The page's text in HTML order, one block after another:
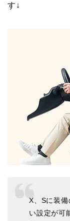
す↓
X、Sに装
い設定が可